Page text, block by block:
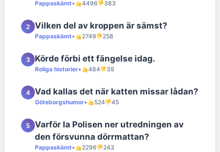
Pappaskämt• 4496 383
2 Vilken del av kroppen är sämst?
Pappaskämt• 2749 258
3 Körde förbi ett fängelse idag.
Roliga historier• 484 39
4 Vad kallas det när katten missar lådan?
Göteborgshumor• 524 45
5
Varför la Polisen ner utredningen av
den försvunna dörrmattan?
Pappaskämt• 2296 243